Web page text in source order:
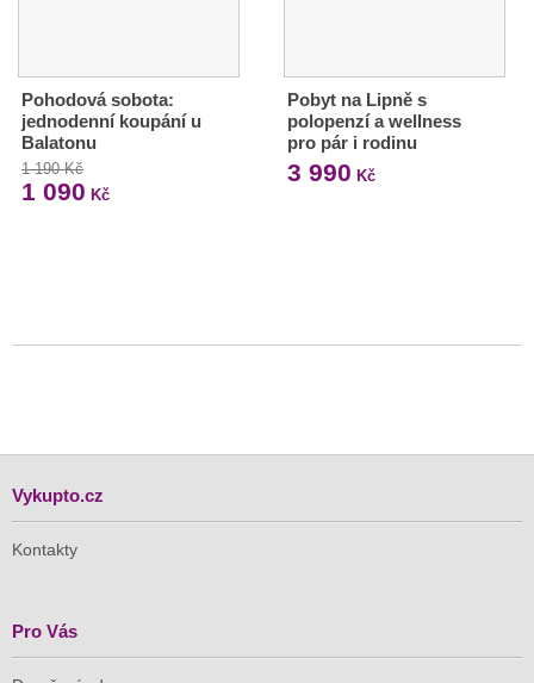
Pohodová sobota:
jednodenní koupání u
Balatonu
1 190 Kč
1 090 Kč
Pobyt na Lipně s
polopenzí a wellness
pro pár i rodinu
3 990 Kč
Vykupto.cz
Kontakty
Pro Vás